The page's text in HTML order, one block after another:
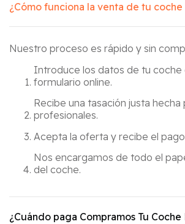
¿Cómo funciona la venta de tu coche
Nuestro proceso es rápido y sin
Introduce los datos de tu coche
formulario online.
Recibe una tasación justa
profesionales.
Acepta la oferta y recibe el
Nos encargamos de todo el
del coche.
¿Cuándo paga Compramos Tu Coche